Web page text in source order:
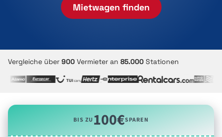
Mietwagen finden
Vergleiche über 900 Vermieter an 85.000 Stationen
BIS ZU100€SPAREN